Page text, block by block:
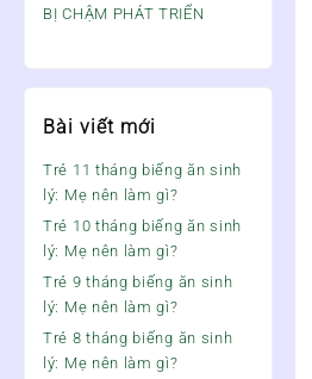
BỊ CHẬM PHÁT TRIỂN
Bài viết mới
Trẻ 11 tháng biếng ăn sinh
lý: Mẹ nên làm gì?
Trẻ 10 tháng biếng ăn sinh
lý: Mẹ nên làm gì?
Trẻ 9 tháng biếng ăn sinh
lý: Mẹ nên làm gì?
Trẻ 8 tháng biếng ăn sinh
lý: Mẹ nên làm gì?